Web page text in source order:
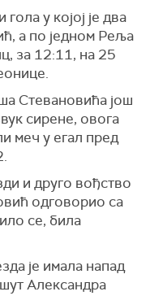
у којој је два
а по једном Реља
за 12:11, на 25
Стевановића још
сирене, овога
меч у егал пред
и друго вођство
одговорио са
се, била
је имала напад
Александра